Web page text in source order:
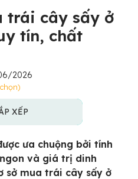
trái cây sấy ở
tín, chất
2026
XẾP
ưa chuộng bởi tính
và giá trị dinh
sở mua trái cây sấy ở